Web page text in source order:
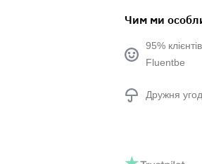
Чим ми
95%
Fluentbe
Дружня